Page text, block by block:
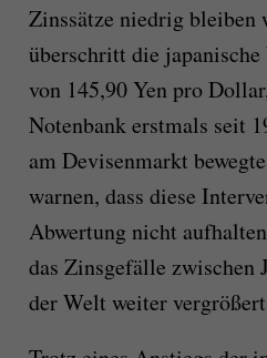
Zinssätze niedrig bleiben
überschritt die
von 145,90 Yen pro
Notenbank erstmals seit
am Devisenmarkt
warnen, dass diese
Abwertung nicht
das Zinsgefälle zwischen
der Welt weiter